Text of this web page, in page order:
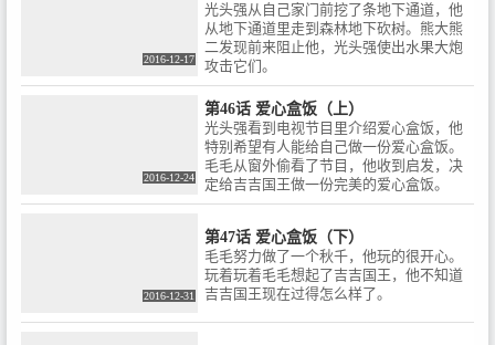
2016-12-17
光头强从自己家门前挖了条地下通道，他
从地下通道里走到森林地下砍树。熊大熊
二发现前来阻止他，光头强使出水果大炮
攻击它们。
2016-12-24
第46话 爱心盒饭（上）
光头强看到电视节目里介绍爱心盒饭，他
特别希望有人能给自己做一份爱心盒饭。
毛毛从窗外偷看了节目，他收到启发，决
定给吉吉国王做一份完美的爱心盒饭。
2016-12-31
第47话 爱心盒饭（下）
毛毛努力做了一个秋千，他玩的很开心。
玩着玩着毛毛想起了吉吉国王，他不知道
吉吉国王现在过得怎么样了。